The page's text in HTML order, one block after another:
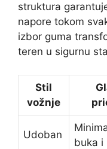
struktura
napore tokom
izbor guma
teren u sigurnu
Stil
vožnje
Udoban
buka i